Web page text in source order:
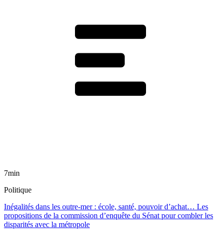
7min
Politique
Inégalités dans les outre-mer : école, santé, pouvoir d’achat… Les
propositions de la commission d’enquête du Sénat pour combler les
disparités avec la métropole